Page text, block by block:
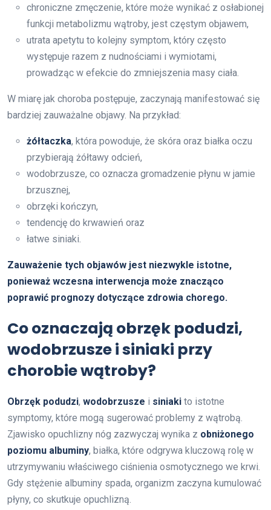
chroniczne zmęczenie, które może wynikać z osłabionej
funkcji metabolizmu wątroby, jest częstym objawem,
utrata apetytu to kolejny symptom, który często
występuje razem z nudnościami i wymiotami,
prowadząc w efekcie do zmniejszenia masy ciała.
W miarę jak choroba postępuje, zaczynają manifestować się
bardziej zauważalne objawy. Na przykład:
żółtaczka, która powoduje, że skóra oraz białka oczu
przybierają żółtawy odcień,
wodobrzusze, co oznacza gromadzenie płynu w jamie
brzusznej,
obrzęki kończyn,
tendencję do krwawień oraz
łatwe siniaki.
Zauważenie tych objawów jest niezwykle istotne,
ponieważ wczesna interwencja może znacząco
poprawić prognozy dotyczące zdrowia chorego.
Co oznaczają obrzęk podudzi,
wodobrzusze i siniaki przy
chorobie wątroby?
Obrzęk podudzi, wodobrzusze i siniaki to istotne
symptomy, które mogą sugerować problemy z wątrobą.
Zjawisko opuchlizny nóg zazwyczaj wynika z obniżonego
poziomu albuminy, białka, które odgrywa kluczową rolę w
utrzymywaniu właściwego ciśnienia osmotycznego we krwi.
Gdy stężenie albuminy spada, organizm zaczyna kumulować
płyny, co skutkuje opuchlizną.